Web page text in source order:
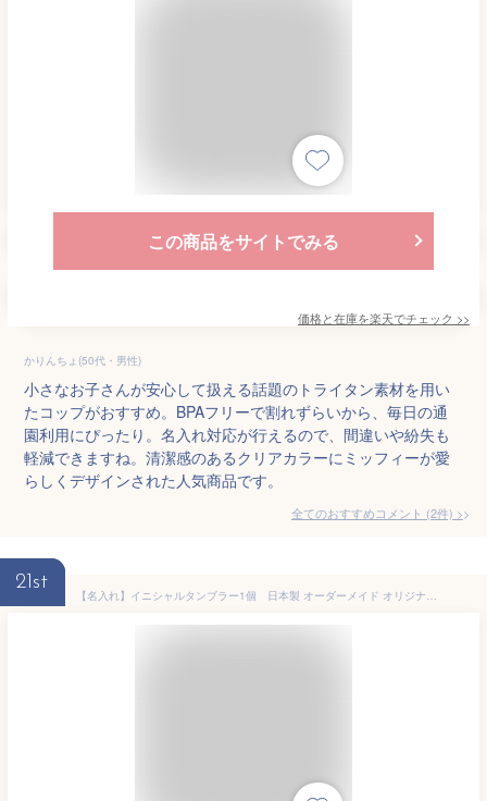
この商品をサイトでみる
価格と在庫を楽天でチェック >>
かりんちょ(50代・男性)
小さなお子さんが安心して扱える話題のトライタン素材を用い
たコップがおすすめ。BPAフリーで割れずらいから、毎日の通
園利用にぴったり。名入れ対応が行えるので、間違いや紛失も
軽減できますね。清潔感のあるクリアカラーにミッフィーが愛
らしくデザインされた人気商品です。
全てのおすすめコメント (2件) >
21st
【名入れ】イニシャルタンブラー1個 日本製 オーダーメイド オリジナル 割れない タンブラー 名入れ コップ 割れない グラス ギフトプラスチック トライタン タンブラー 卒園 記念品 キャンプ 食器 BBQ 男性 食洗器対応 父の日 オリジナル